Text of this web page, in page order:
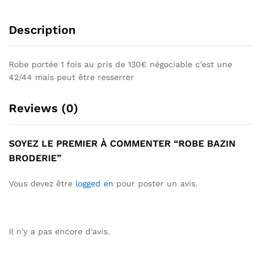
Description
Robe portée 1 fois au pris de 130€ négociable c’est une
42/44 mais peut être resserrer
Reviews (0)
SOYEZ LE PREMIER À COMMENTER “ROBE BAZIN
BRODERIE”
Vous devez être logged en pour poster un avis.
Il n'y a pas encore d'avis.